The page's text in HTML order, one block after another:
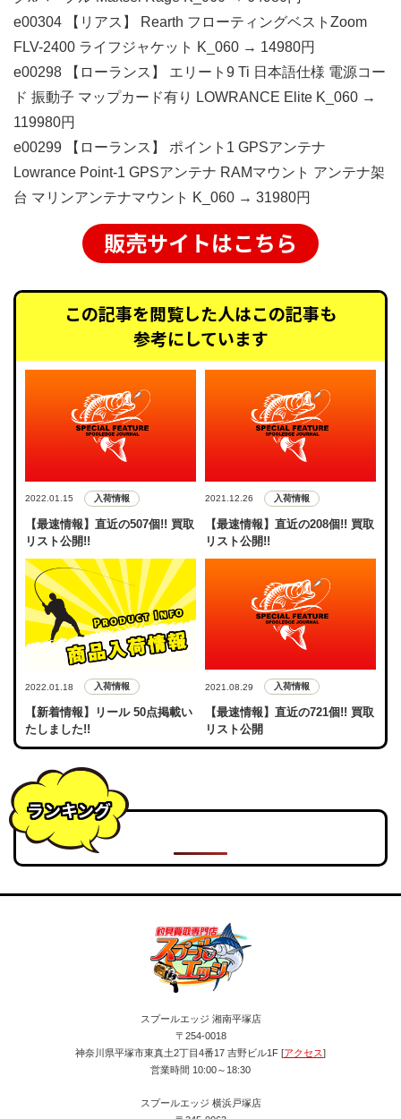
e00304 【リアス】 Rearth フローティングベストZoom
FLV-2400 ライフジャケット K_060 → 14980円
e00298 【ローランス】 エリート9 Ti 日本語仕様 電源コー
ド 振動子 マップカード有り LOWRANCE Elite K_060 →
119980円
e00299 【ローランス】 ポイント1 GPSアンテナ
Lowrance Point-1 GPSアンテナ RAMマウント アンテナ架
台 マリンアンテナマウント K_060 → 31980円
販売サイトはこちら
この記事を閲覧した人はこの記事も
参考にしています
2022.01.15 入荷情報
【最速情報】直近の507個!! 買取
リスト公開!!
2021.12.26 入荷情報
【最速情報】直近の208個!! 買取
リスト公開!!
2022.01.18 入荷情報
【新着情報】リール 50点掲載い
たしました!!
2021.08.29 入荷情報
【最速情報】直近の721個!! 買取
リスト公開
ランキング
スプールエッジ 湘南平塚店
〒254-0018
神奈川県平塚市東真土2丁目4番17 吉野ビル1F [アクセス]
営業時間 10:00～18:30
スプールエッジ 横浜戸塚店